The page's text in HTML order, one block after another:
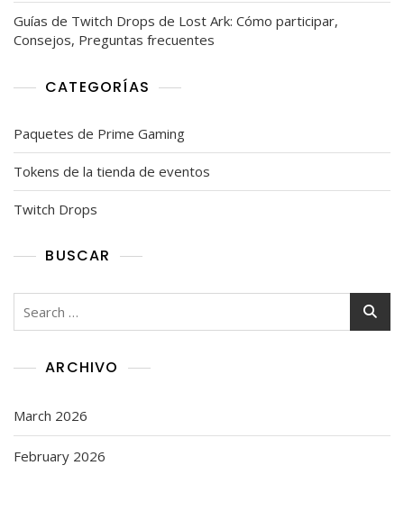
Guías de Twitch Drops de Lost Ark: Cómo participar,
Consejos, Preguntas frecuentes
CATEGORÍAS
Paquetes de Prime Gaming
Tokens de la tienda de eventos
Twitch Drops
BUSCAR
ARCHIVO
March 2026
February 2026